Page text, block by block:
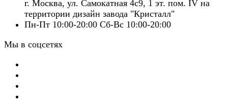
г. Москва, ул. Самокатная 4с9, 1 эт. пом. IV на
территории дизайн завода "Кристалл"
Пн-Пт 10:00-20:00 Сб-Вс 10:00-20:00
Мы в соцсетях